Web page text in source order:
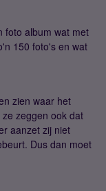
foto album wat met
150 foto's en wat
zien waar het
zeggen ook dat
aanzet zij niet
Dus dan moet